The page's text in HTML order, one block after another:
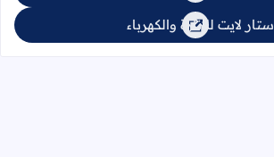
ستار لايت للإنارة والكهرباء